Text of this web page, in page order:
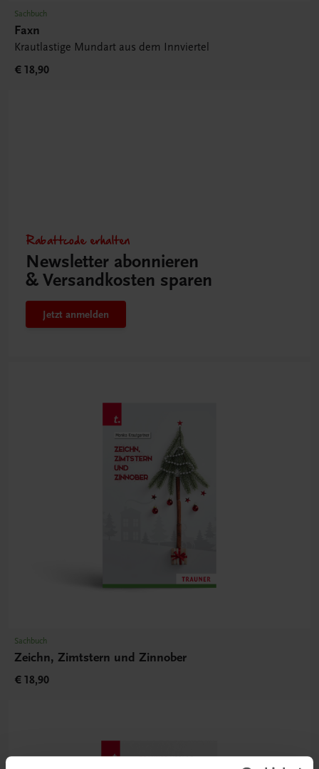
Sachbuch
Faxn
Krautlastige Mundart aus dem Innviertel
€ 18,90
Rabattcode erhalten
Newsletter abonnieren
& Versandkosten sparen
Jetzt anmelden
Sachbuch
Zeichn, Zimtstern und Zinnober
€ 18,90